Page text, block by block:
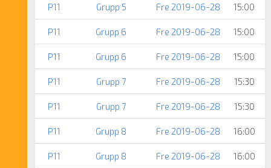
P11 Grupp 5 Fre 2019-06-28 15:00
P11 Grupp 6 Fre 2019-06-28 15:00
P11 Grupp 6 Fre 2019-06-28 15:00
P11 Grupp 7 Fre 2019-06-28 15:30
P11 Grupp 7 Fre 2019-06-28 15:30
P11 Grupp 8 Fre 2019-06-28 16:00
P11 Grupp 8 Fre 2019-06-28 16:00